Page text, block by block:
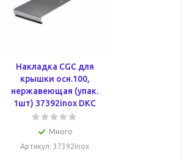
Накладка CGC для
крышки осн.100,
нержавеющая (упак.
1шт) 37392inox DKC
Много
Артикул: 37392inox